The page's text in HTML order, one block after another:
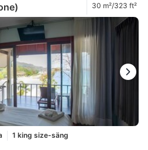
30 m²/323 ft²
1 king size-säng